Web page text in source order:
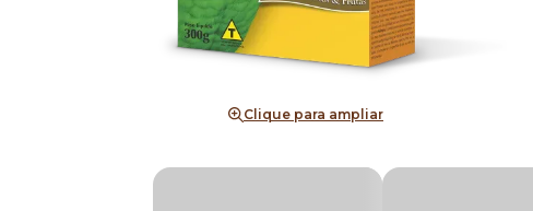
Clique para ampliar